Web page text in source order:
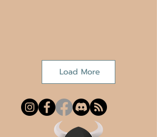
Load More